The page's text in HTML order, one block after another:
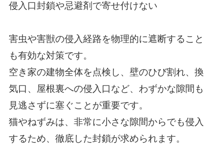
侵入口封鎖や忌避剤で寄せ付けない
害虫や害獣の侵入経路を物理的に遮断すること
も有効な対策です。
空き家の建物全体を点検し、壁のひび割れ、換
気口、屋根裏への侵入口など、わずかな隙間も
見逃さずに塞ぐことが重要です。
猫やねずみは、非常に小さな隙間からでも侵入
するため、徹底した封鎖が求められます。